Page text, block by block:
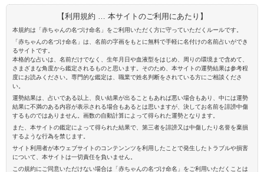
【利用規約 … 本サイトのご利用にあたり】
本規約は「赤ちゃんの名づけ命名」をご利用いただく方に守っていただくルールです。
「赤ちゃんの名づけ命名」は、名前の字画をもとに無料で手軽に名付けの名前占いができ
るサイトです。
本格的な占いは、名前だけでなく、生年月日や血液型をはじめ、周りの環境まで含めて、
さまざまな角度から鑑定されるものと思います。そのため、本サイトの運勢結果は参考程
度にお読みください。専門的な鑑定は、職業で姓名判断をされている方にご相談くださ
い。
運勢結果は、占いである以上、良い結果が出ることもあれば悪い場合もあり、中には運勢
結果に不満のある内容が表示される場合もあるとは思いますが、決してお名前を誹謗中傷
するものではありません。画数の自動計算によって得られた運勢となります。
また、本サイトの鑑定によって得られた結果で、第三者を誹謗又は中傷したり名誉を棄損
するような行為を禁じます。
サイト利用者が本ウェブサイトのコンテンンツを利用したことで発生したトラブルや損害
について、本サイトは一切責任を負いません。
この規約にご同意いただけない場合は「赤ちゃんの名づけ命名」をご利用いただくことは